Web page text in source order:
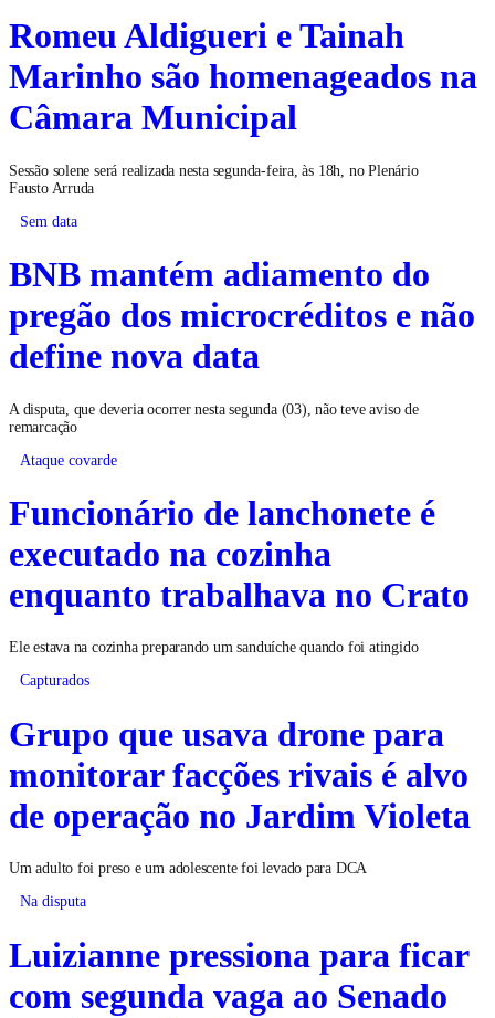
Romeu Aldigueri e Tainah
Marinho são homenageados na
Câmara Municipal
Sessão solene será realizada nesta segunda-feira, às 18h, no Plenário
Fausto Arruda
Sem data
BNB mantém adiamento do
pregão dos microcréditos e não
define nova data
A disputa, que deveria ocorrer nesta segunda (03), não teve aviso de
remarcação
Ataque covarde
Funcionário de lanchonete é
executado na cozinha
enquanto trabalhava no Crato
Ele estava na cozinha preparando um sanduíche quando foi atingido
Capturados
Grupo que usava drone para
monitorar facções rivais é alvo
de operação no Jardim Violeta
Um adulto foi preso e um adolescente foi levado para DCA
Na disputa
Luizianne pressiona para ficar
com segunda vaga ao Senado